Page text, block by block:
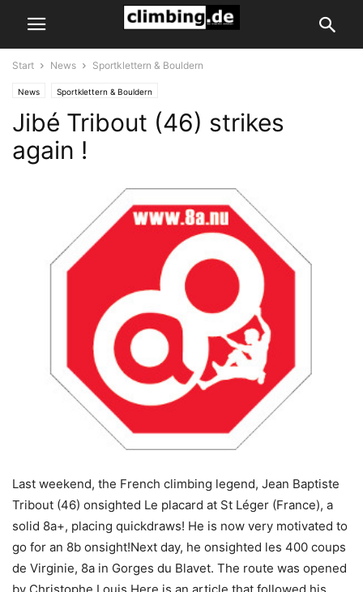
Start News Sportklettern & Bouldern
News Sportklettern & Bouldern
Jibé Tribout (46) strikes
again !
Last weekend, the French climbing legend, Jean Baptiste
Tribout (46) onsighted Le placard at St Léger (France), a
solid 8a+, placing quickdraws! He is now very motivated to
go for an 8b onsight!Next day, he onsighted les 400 coups
de Virginie, 8a in Gorges du Blavet. The route was opened